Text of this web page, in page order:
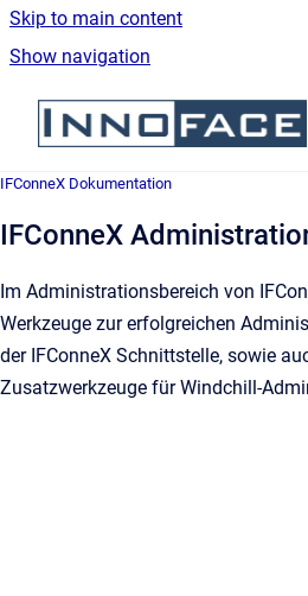
Skip to main content
Show navigation
IFConneX Dokumentation
IFConneX
Im Administrationsbereich von
Werkzeuge zur erfolgreichen
der IFConneX Schnittstelle, sowie
Zusatzwerkzeuge für Windchill-